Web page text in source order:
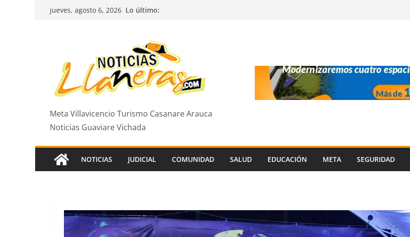
Saltarjueves, agosto 6, 2026 Lo último:
Meta Villavicencio Turismo Casanare Arauca
Noticias Guaviare Vichada
NOTICIAS JUDICIAL COMUNIDAD SALUD EDUCACIÓN META SEGURIDAD